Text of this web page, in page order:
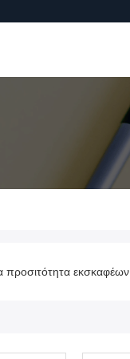
Ψαλίδες κατεδάφισης